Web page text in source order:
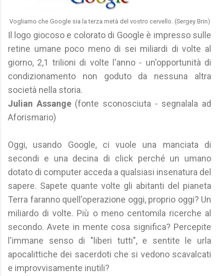
Vogliamo che Google sia la terza metà del vostro cervello. (Sergey Brin)
Il logo giocoso e colorato di Google è impresso sulle
retine umane poco meno di sei miliardi di volte al
giorno, 2,1 trilioni di volte l'anno - un'opportunità di
condizionamento non goduto da nessuna altra
società nella storia.
Julian Assange(fonte sconosciuta - segnalala ad
Aforismario)
Oggi, usando Google, ci vuole una manciata di
secondi e una decina di click perché un umano
dotato di computer acceda a qualsiasi insenatura del
sapere. Sapete quante volte gli abitanti del pianeta
Terra faranno quell'operazione oggi, proprio oggi? Un
miliardo di volte. Più o meno centomila ricerche al
secondo. Avete in mente cosa significa? Percepite
l'immane senso di "liberi tutti", e sentite le urla
apocalittiche dei sacerdoti che si vedono scavalcati
e improvvisamente inutili?